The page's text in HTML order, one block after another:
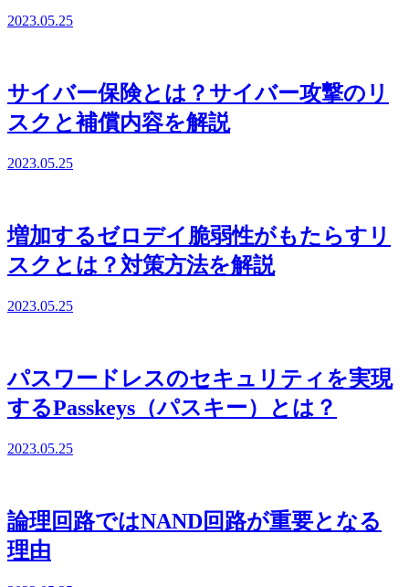
2023.05.25
サイバー保険とは？サイバー攻撃のリ
スクと補償内容を解説
2023.05.25
増加するゼロデイ脆弱性がもたらすリ
スクとは？対策方法を解説
2023.05.25
パスワードレスのセキュリティを実現
するPasskeys（パスキー）とは？
2023.05.25
論理回路ではNAND回路が重要となる
理由